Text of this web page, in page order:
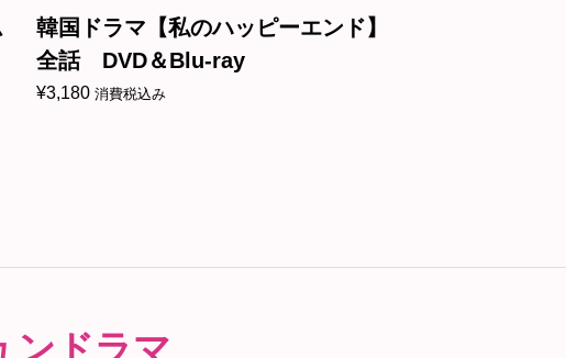
韓国ドラマ【私のハッピーエンド】
全話 DVD＆Blu-ray
¥3,180 消費税込み
ンドラマ